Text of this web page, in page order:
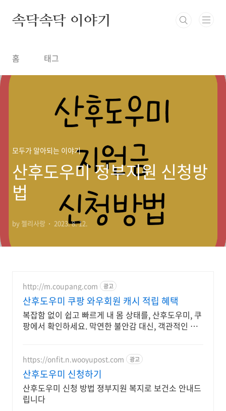
속닥속닥 이야기
홈 태그
모두가 알아되는 이야기
산후도우미 정부지원 신청방
법
by 젤리사랑 2023. 8. 12.
http://m.coupang.com 광고
산후도우미 쿠팡 와우회원 캐시 적립 혜택
복잡함 없이 쉽고 빠르게 내 몸 상태를, 산후도우미, 쿠
팡에서 확인하세요. 막연한 불안감 대신, 객관적인 수
https://onfit.n.wooyupost.com 광고
산후도우미 신청하기
산후도우미 신청 방법 졍부지원 복지로 보건소 안내드
립니다